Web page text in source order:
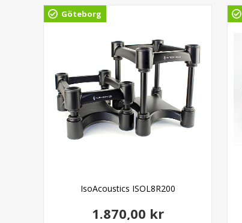
Göteborg
IsoAcoustics ISOL8R200
1.870,00 kr